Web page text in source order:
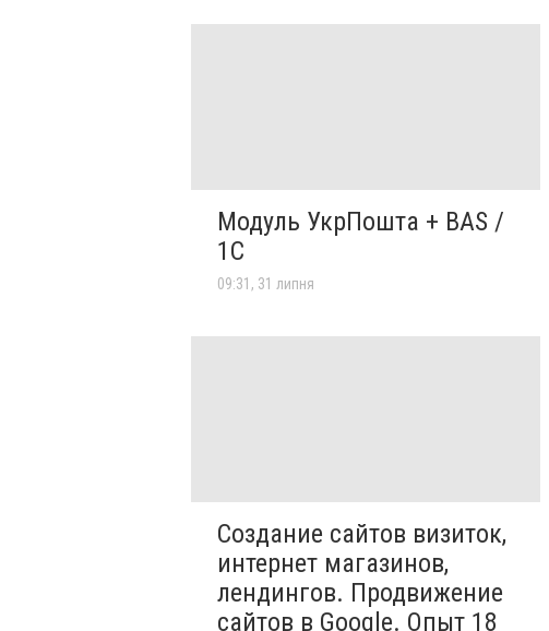
Модуль УкрПошта + BAS /
1C
09:31, 31 липня
Создание сайтов визиток,
интернет магазинов,
лендингов. Продвижение
сайтов в Google. Опыт 18